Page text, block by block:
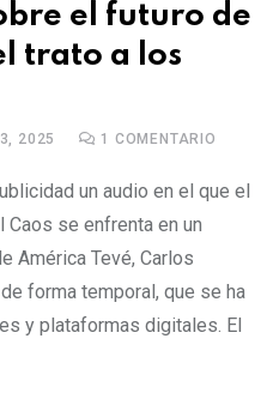
el futuro de
trato a los
2025 1 COMENTARIO
un audio en el que el
se enfrenta en un
América Tevé, Carlos
forma temporal, que se ha
y plataformas digitales. El